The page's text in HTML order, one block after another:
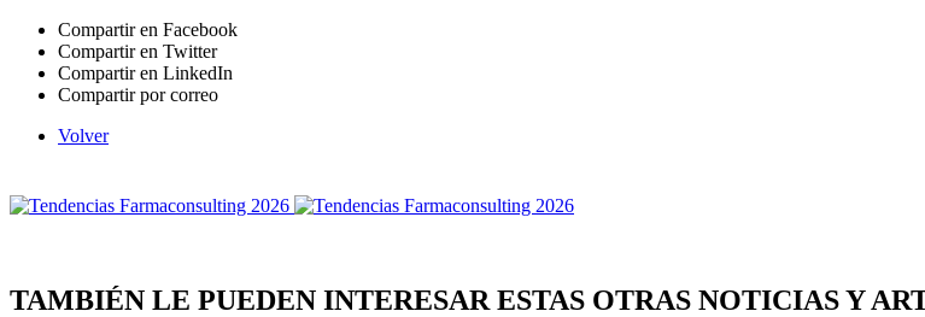
Compartir en Facebook
Compartir en Twitter
Compartir en LinkedIn
Compartir por correo
Volver
TAMBIÉN LE PUEDEN INTERESAR ESTAS OTRAS NOTICIAS Y